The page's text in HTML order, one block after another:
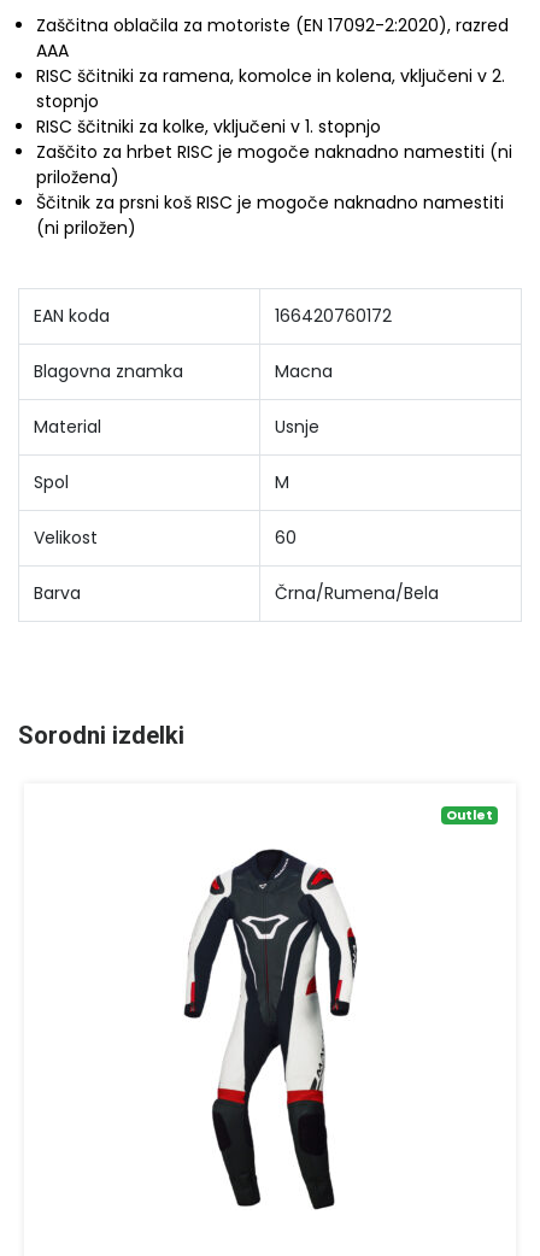
Zaščitna oblačila za motoriste (EN 17092-2:2020), razred
AAA
RISC ščitniki za ramena, komolce in kolena, vključeni v 2.
stopnjo
RISC ščitniki za kolke, vključeni v 1. stopnjo
Zaščito za hrbet RISC je mogoče naknadno namestiti (ni
priložena)
Ščitnik za prsni koš RISC je mogoče naknadno namestiti
(ni priložen)
EAN koda 166420760172
Blagovna znamka Macna
Material Usnje
Spol M
Velikost 60
Barva Črna/Rumena/Bela
Sorodni izdelki
Outlet